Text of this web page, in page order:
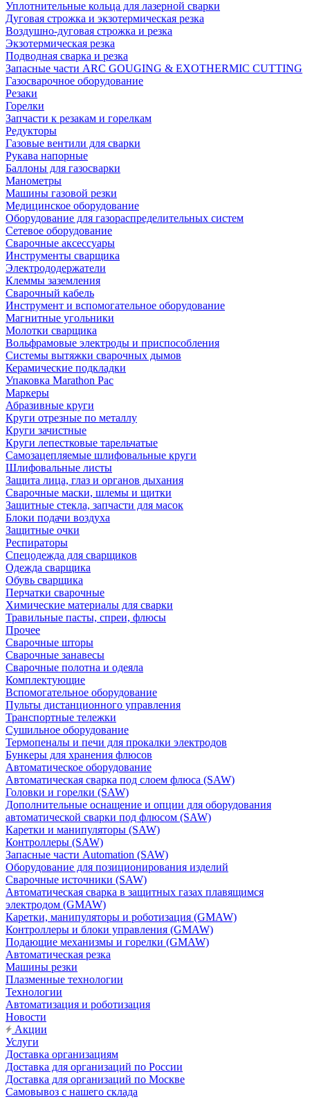
Уплотнительные кольца для лазерной сварки
Дуговая строжка и экзотермическая резка
Воздушно-дуговая строжка и резка
Экзотермическая резка
Подводная сварка и резка
Запасные части ARC GOUGING & EXOTHERMIC CUTTING
Газосварочное оборудование
Резаки
Горелки
Запчасти к резакам и горелкам
Редукторы
Газовые вентили для сварки
Рукава напорные
Баллоны для газосварки
Манометры
Машины газовой резки
Медицинское оборудование
Оборудование для газораспределительных систем
Сетевое оборудование
Сварочные аксессуары
Инструменты сварщика
Электрододержатели
Клеммы заземления
Сварочный кабель
Инструмент и вспомогательное оборудование
Магнитные угольники
Молотки сварщика
Вольфрамовые электроды и приспособления
Системы вытяжки сварочных дымов
Керамические подкладки
Упаковка Marathon Pac
Маркеры
Абразивные круги
Круги отрезные по металлу
Круги зачистные
Круги лепестковые тарельчатые
Самозацепляемые шлифовальные круги
Шлифовальные листы
Защита лица, глаз и органов дыхания
Сварочные маски, шлемы и щитки
Защитные стекла, запчасти для масок
Блоки подачи воздуха
Защитные очки
Респираторы
Спецодежда для сварщиков
Одежда сварщика
Обувь сварщика
Перчатки сварочные
Химические материалы для сварки
Травильные пасты, спреи, флюсы
Прочее
Сварочные шторы
Сварочные занавесы
Сварочные полотна и одеяла
Комплектующие
Вспомогательное оборудование
Пульты дистанционного управления
Транспортные тележки
Сушильное оборудование
Термопеналы и печи для прокалки электродов
Бункеры для хранения флюсов
Автоматическое оборудование
Автоматическая сварка под слоем флюса (SAW)
Головки и горелки (SAW)
Дополнительные оснащение и опции для оборудования
автоматической сварки под флюсом (SAW)
Каретки и манипуляторы (SAW)
Контроллеры (SAW)
Запасные части Automation (SAW)
Оборудование для позиционирования изделий
Сварочные источники (SAW)
Автоматическая сварка в защитных газах плавящимся
электродом (GMAW)
Каретки, манипуляторы и роботизация (GMAW)
Контроллеры и блоки управления (GMAW)
Подающие механизмы и горелки (GMAW)
Автоматическая резка
Машины резки
Плазменные технологии
Технологии
Автоматизация и роботизация
Новости
Акции
Услуги
Доставка организациям
Доставка для организаций по России
Доставка для организаций по Москве
Самовывоз с нашего склада